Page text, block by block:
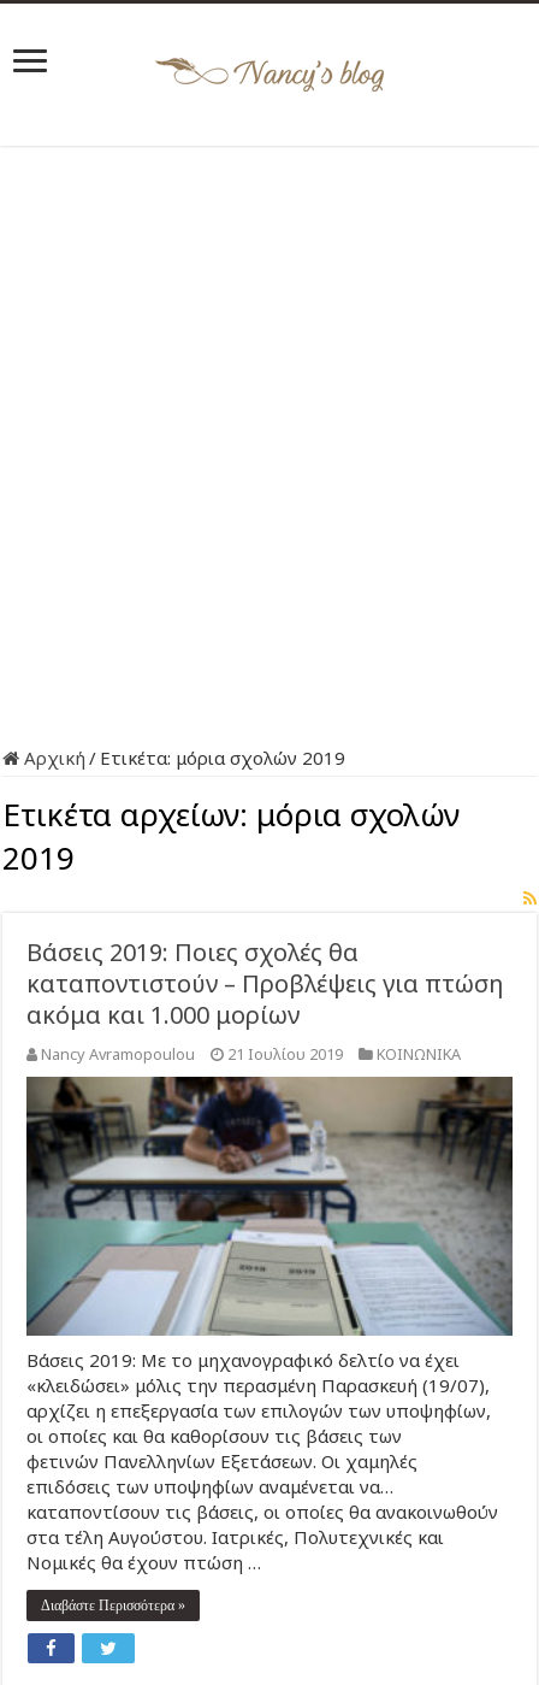
Αρχική / Ετικέτα: μόρια σχολών 2019
Ετικέτα αρχείων: μόρια σχολών
2019
Βάσεις 2019: Ποιες σχολές θα
καταποντιστούν – Προβλέψεις για πτώση
ακόμα και 1.000 μορίων
Nancy Avramopoulou 21 Ιουλίου 2019 ΚΟΙΝΩΝΙΚΑ
Βάσεις 2019: Με το μηχανογραφικό δελτίο να έχει
«κλειδώσει» μόλις την περασμένη Παρασκευή (19/07),
αρχίζει η επεξεργασία των επιλογών των υποψηφίων,
οι οποίες και θα καθορίσουν τις βάσεις των
φετινών Πανελληνίων Εξετάσεων. Οι χαμηλές
επιδόσεις των υποψηφίων αναμένεται να…
καταποντίσουν τις βάσεις, οι οποίες θα ανακοινωθούν
στα τέλη Αυγούστου. Ιατρικές, Πολυτεχνικές και
Νομικές θα έχουν πτώση …
Διαβάστε Περισσότερα »